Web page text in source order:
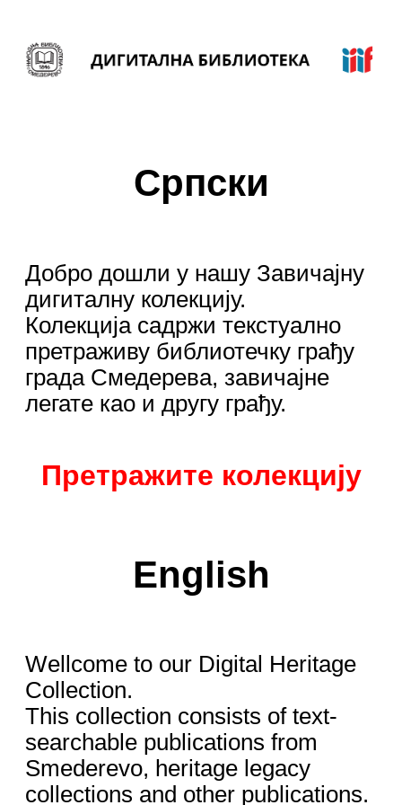
Српски
Добро дошли у нашу Завичајну
дигиталну колекцију.
Колекција садржи текстуално
претраживу библиотечку грађу
града Смедерева, завичајне
легате као и другу грађу.
Претражите колекцију
English
Wellcome to our Digital Heritage
Collection.
This collection consists of text-
searchable publications from
Smederevo, heritage legacy
collections and other publications.